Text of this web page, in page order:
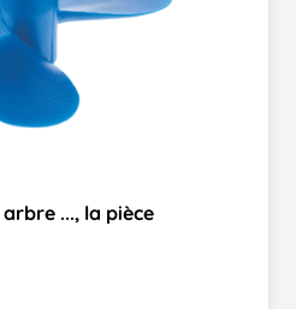
..., la pièce